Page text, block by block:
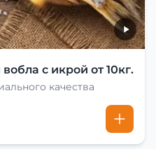
с икрой от 10кг.
качества